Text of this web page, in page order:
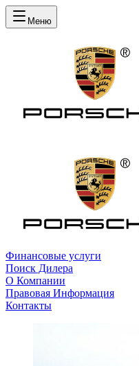
Меню
Финансовые услуги
Поиск Дилера
О Компании
Правовая Информация
Контакты